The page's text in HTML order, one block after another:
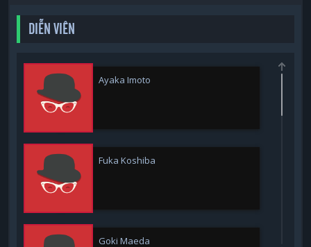
DIỄN VIÊN
Ayaka Imoto
Fuka Koshiba
Goki Maeda